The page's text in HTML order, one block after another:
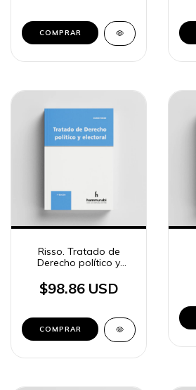
COMPRAR
Risso. Tratado de
Derecho político y
$98.86 USD
COMPRAR